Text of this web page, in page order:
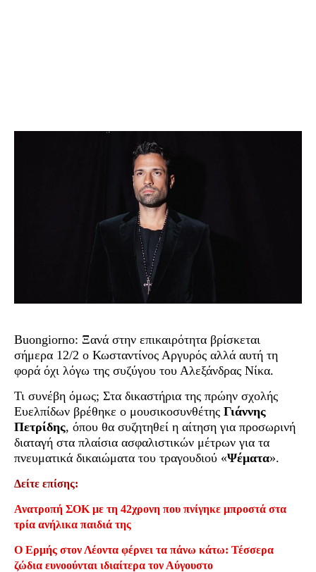
Buongiorno: Ξανά στην επικαιρότητα βρίσκεται
σήμερα 12/2 ο Κωσταντίνος Αργυρός αλλά αυτή τη
φορά όχι λόγω της συζύγου του Αλεξάνδρας Νίκα.
Τι συνέβη όμως; Στα δικαστήρια της πρώην σχολής
Ευελπίδων βρέθηκε ο μουσικοσυνθέτης Γιάννης
Πετρίδης, όπου θα συζητηθεί η αίτηση για προσωρινή
διαταγή στα πλαίσια ασφαλιστικών μέτρων για τα
πνευματικά δικαιώματα του τραγουδιού «Ψέματα».
Δείτε επίσης:
Ανατροπή ΣΟΚ με τη 42χρονη που πνίγηκε μπροστά στα
τρία ανήλικα παιδιά της
Ο Ερμής στον Λέοντα φέρνει τα πάνω κάτω: Τέσσερα
ζώδια ευνοούνται ιδιαίτερα τον Αύγουστο